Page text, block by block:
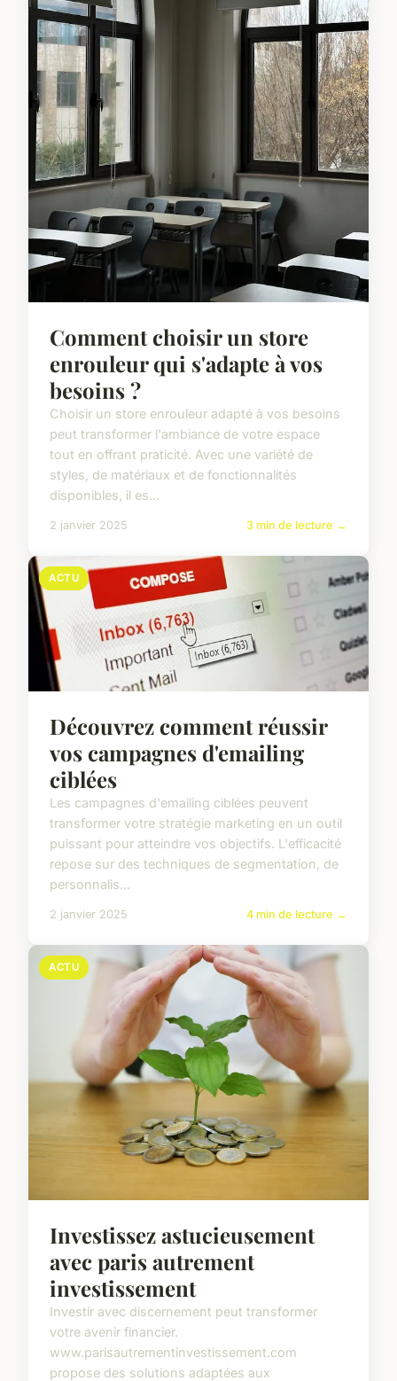
Comment choisir un store
enrouleur qui s'adapte à vos
besoins ?
Choisir un store enrouleur adapté à vos besoins
peut transformer l'ambiance de votre espace
tout en offrant praticité. Avec une variété de
styles, de matériaux et de fonctionnalités
disponibles, il es...
2 janvier 2025 3 min de lecture →
ACTU
Découvrez comment réussir
vos campagnes d'emailing
ciblées
Les campagnes d'emailing ciblées peuvent
transformer votre stratégie marketing en un outil
puissant pour atteindre vos objectifs. L'efficacité
repose sur des techniques de segmentation, de
personnalis...
2 janvier 2025 4 min de lecture →
ACTU
Investissez astucieusement
avec paris autrement
investissement
Investir avec discernement peut transformer
votre avenir financier.
www.parisautrementinvestissement.com
propose des solutions adaptées aux